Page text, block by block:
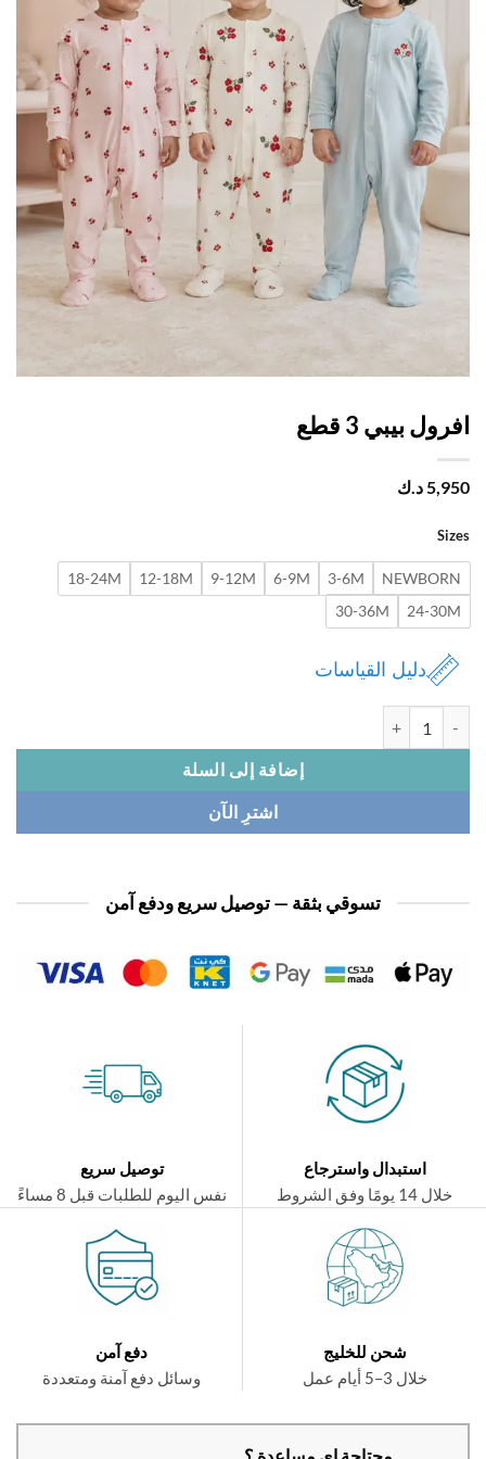
بيبي 3 قطع
د.ك
3-6M
6-9M
9-12M
12-18M
18-24M
24-
30-36M
دليل القياسات
إضافة إلى السلة
اشترِ الآن
تسوقي بثقة — توصيل سريع ودفع آمن
استبدال واسترجاع
توصيل سريع
نفس اليوم للطلبات قبل 8 مساءً
شحن للخليج
دفع آمن
وسائل دفع آمنة ومتعددة
محتاجة اي مساعدة ؟